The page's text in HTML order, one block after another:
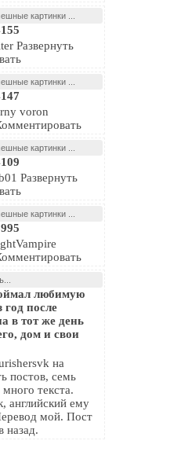
картинки ...
картинки ...
Комментировать
картинки ...
картинки ...
Комментировать
любимую
год после
в тот же день
дом и свои
постов, семь
текста.
английский ему
мой. Пост
назад.